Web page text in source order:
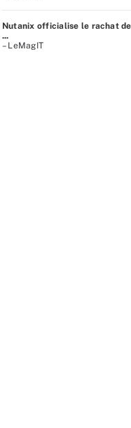
Nutanix officialise le rachat
...
– LeMagIT